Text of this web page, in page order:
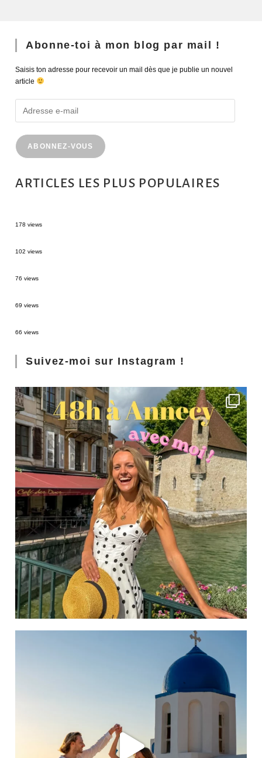
Abonne-toi à mon blog par mail !
Saisis ton adresse pour recevoir un mail dès que je publie un nouvel
article
ABONNEZ-VOUS
ARTICLES LES PLUS POPULAIRES
178 views
102 views
76 views
69 views
66 views
Suivez-moi sur Instagram !